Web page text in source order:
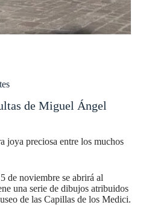
de Miguel Ángel
joya preciosa entre los muchos
de noviembre se abrirá al
una serie de dibujos atribuidos
de las Capillas de los Medici.